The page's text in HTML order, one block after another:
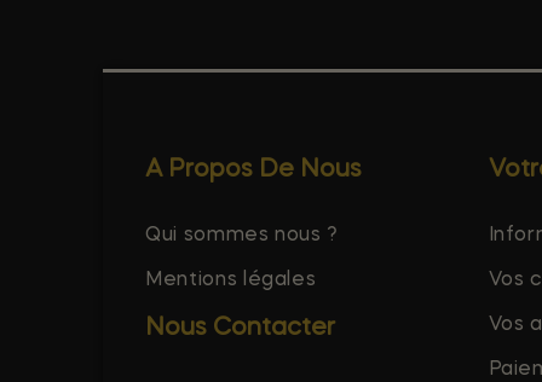
A Propos De Nous
Qui sommes nous ?
Mentions légales
Nous Contacter
Vos
Vos